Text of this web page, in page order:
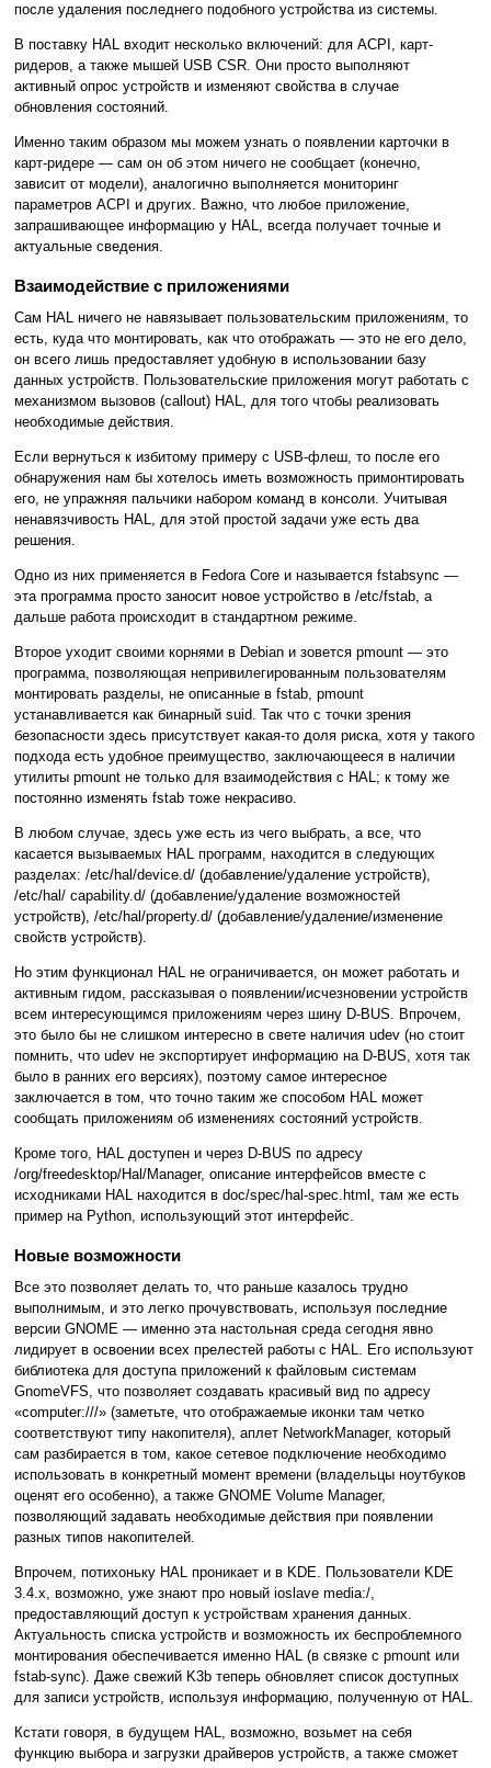
после удаления последнего подобного устройства из системы.
В поставку HAL входит несколько включений: для ACPI, карт-
ридеров, а также мышей USB CSR. Они просто выполняют
активный опрос устройств и изменяют свойства в случае
обновления состояний.
Именно таким образом мы можем узнать о появлении карточки в
карт-ридере — сам он об этом ничего не сообщает (конечно,
зависит от модели), аналогично выполняется мониторинг
параметров ACPI и других. Важно, что любое приложение,
запрашивающее информацию у HAL, всегда получает точные и
актуальные сведения.
Взаимодействие с приложениями
Сам HAL ничего не навязывает пользовательским приложениям, то
есть, куда что монтировать, как что отображать — это не его дело,
он всего лишь предоставляет удобную в использовании базу
данных устройств. Пользовательские приложения могут работать с
механизмом вызовов (callout) HAL, для того чтобы реализовать
необходимые действия.
Если вернуться к избитому примеру с USB-флеш, то после его
обнаружения нам бы хотелось иметь возможность примонтировать
его, не упражняя пальчики набором команд в консоли. Учитывая
ненавязчивость HAL, для этой простой задачи уже есть два
решения.
Одно из них применяется в Fedora Core и называется fstabsync —
эта программа просто заносит новое устройство в /etc/fstab, а
дальше работа происходит в стандартном режиме.
Второе уходит своими корнями в Debian и зовется pmount — это
программа, позволяющая непривилегированным пользователям
монтировать разделы, не описанные в fstab, pmount
устанавливается как бинарный suid. Так что с точки зрения
безопасности здесь присутствует какая-то доля риска, хотя у такого
подхода есть удобное преимущество, заключающееся в наличии
утилиты pmount не только для взаимодействия с HAL; к тому же
постоянно изменять fstab тоже некрасиво.
В любом случае, здесь уже есть из чего выбрать, а все, что
касается вызываемых HAL программ, находится в следующих
разделах: /etc/hal/device.d/ (добавление/удаление устройств),
/etc/hal/ capability.d/ (добавление/удаление возможностей
устройств), /etc/hal/property.d/ (добавление/удаление/изменение
свойств устройств).
Но этим функционал HAL не ограничивается, он может работать и
активным гидом, рассказывая о появлении/исчезновении устройств
всем интересующимся приложениям через шину D-BUS. Впрочем,
это было бы не слишком интересно в свете наличия udev (но стоит
помнить, что udev не экспортирует информацию на D-BUS, хотя так
было в ранних его версиях), поэтому самое интересное
заключается в том, что точно таким же способом HAL может
сообщать приложениям об изменениях состояний устройств.
Кроме того, HAL доступен и через D-BUS по адресу
/org/freedesktop/Hal/Manager, описание интерфейсов вместе с
исходниками HAL находится в doc/spec/hal-spec.html, там же есть
пример на Python, использующий этот интерфейс.
Новые возможности
Все это позволяет делать то, что раньше казалось трудно
выполнимым, и это легко прочувствовать, используя последние
версии GNOME — именно эта настольная среда сегодня явно
лидирует в освоении всех прелестей работы с HAL. Его используют
библиотека для доступа приложений к файловым системам
GnomeVFS, что позволяет создавать красивый вид по адресу
«computer:///» (заметьте, что отображаемые иконки там четко
соответствуют типу накопителя), аплет NetworkManager, который
сам разбирается в том, какое сетевое подключение необходимо
использовать в конкретный момент времени (владельцы ноутбуков
оценят его особенно), а также GNOME Volume Manager,
позволяющий задавать необходимые действия при появлении
разных типов накопителей.
Впрочем, потихоньку HAL проникает и в KDE. Пользователи KDE
3.4.x, возможно, уже знают про новый ioslave media:/,
предоставляющий доступ к устройствам хранения данных.
Актуальность списка устройств и возможность их беспроблемного
монтирования обеспечивается именно HAL (в связке с pmount или
fstab-sync). Даже свежий K3b теперь обновляет список доступных
для записи устройств, используя информацию, полученную от HAL.
Кстати говоря, в будущем HAL, возможно, возьмет на себя
функцию выбора и загрузки драйверов устройств, а также сможет